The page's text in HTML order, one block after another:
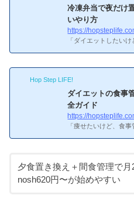
ですよね。この記事
厳選して、カロリー
た。ダイエット向けの
エット向け冷凍弁当の
質が明記されて...
冷凍弁当で夜だけ
いやり方
https://
「ダイエットしたい
れが一番続けやすく
います。無理な食事制
リットですね。出典
凍弁当に置き換える
エットの効果夕食は平
が多く、これを300〜
日あたり300〜6...
Hop Step LIFE!
ダイエットの食事
全ガイド
https://
「痩せたいけど、食
限……理屈は分かって
なところかなりハー
値が引っかかって食
んどくさかったです。
夕食置き換え＋間食管理で月
nosh620円〜が始めやすい